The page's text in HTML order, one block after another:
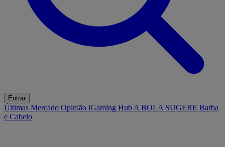
Entrar
Últimas Mercado Opinião iGaming Hub A BOLA SUGERE Barba
e Cabelo